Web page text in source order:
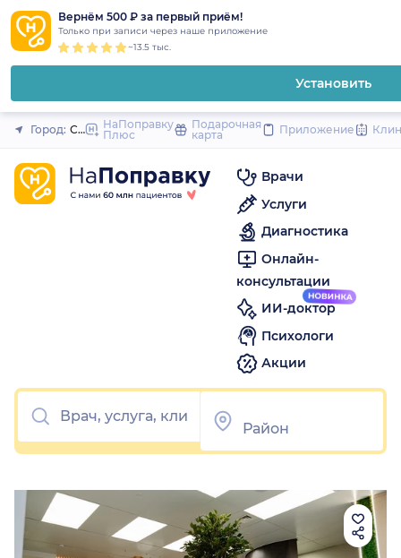
Вернём 500 ₽ за первый приём!
Только при записи через наше приложение
~13.5 тыс.
Установить
Закрыть
Город: СмоленскНаПоправку
Плюс
Подарочная
карта
Приложение
Врачи
Услуги
Диагностика
Онлайн-
консультации
ИИ-доктор
Психологи
Акции